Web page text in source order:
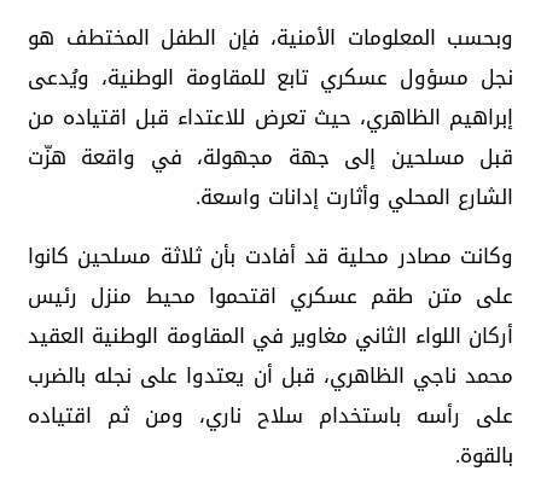
وبحسب المعلومات الأمنية، فإن الطفل المختطف هو
نجل مسؤول عسكري تابع للمقاومة الوطنية، ويُدعى
إبراهيم الظاهري، حيث تعرض للاعتداء قبل اقتياده من
قبل مسلحين إلى جهة مجهولة، في واقعة هزّت
الشارع المحلي وأثارت إدانات واسعة.
وكانت مصادر محلية قد أفادت بأن ثلاثة مسلحين كانوا
على متن طقم عسكري اقتحموا محيط منزل رئيس
أركان اللواء الثاني مغاوير في المقاومة الوطنية العقيد
محمد ناجي الظاهري، قبل أن يعتدوا على نجله بالضرب
على رأسه باستخدام سلاح ناري، ومن ثم اقتياده
بالقوة.